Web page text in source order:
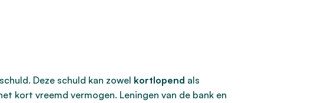
Deze schuld kan zowel kortlopend als
kort vreemd vermogen. Leningen van de bank en